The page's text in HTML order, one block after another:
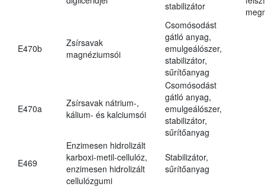
stabilizátor
E470b
Zsírsavak
magnéziumsói
Csomósodást
gátló anyag,
emulgeálószer,
stabilizátor,
sűrítőanyag
E470a
Zsírsavak nátrium-,
kálium- és kalciumsói
Csomósodást
gátló anyag,
emulgeálószer,
stabilizátor,
sűrítőanyag
E469
Enzimesen hidrolizált
karboxi-metil-cellulóz,
enzimesen hidrolizált
cellulózgumi
Stabilizátor,
sűrítőanyag